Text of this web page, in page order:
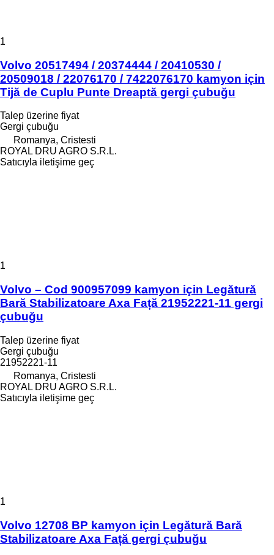
1
Volvo 20517494 / 20374444 / 20410530 /
20509018 / 22076170 / 7422076170 kamyon için
Tijă de Cuplu Punte Dreaptă gergi çubuğu
Talep üzerine fiyat
Gergi çubuğu
Romanya, Cristesti
ROYAL DRU AGRO S.R.L.
Satıcıyla iletişime geç
1
Volvo – Cod 900957099 kamyon için Legătură
Bară Stabilizatoare Axa Față 21952221-11 gergi
çubuğu
Talep üzerine fiyat
Gergi çubuğu
21952221-11
Romanya, Cristesti
ROYAL DRU AGRO S.R.L.
Satıcıyla iletişime geç
1
Volvo 12708 BP kamyon için Legătură Bară
Stabilizatoare Axa Față gergi çubuğu